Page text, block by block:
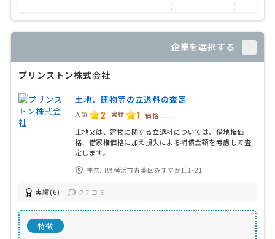
企業を選択する
プリンストン株式会社
土地、建物等の立退料の査定
人気 2 実績 1 価格 -----
土地又は、建物に関する立退料については、借地権価
格、借家権価格に加え損失による補償金額を考慮して査
定します。
神奈川県横浜市青葉区みすずが丘1-21
実績(6) クチコミ
特徴